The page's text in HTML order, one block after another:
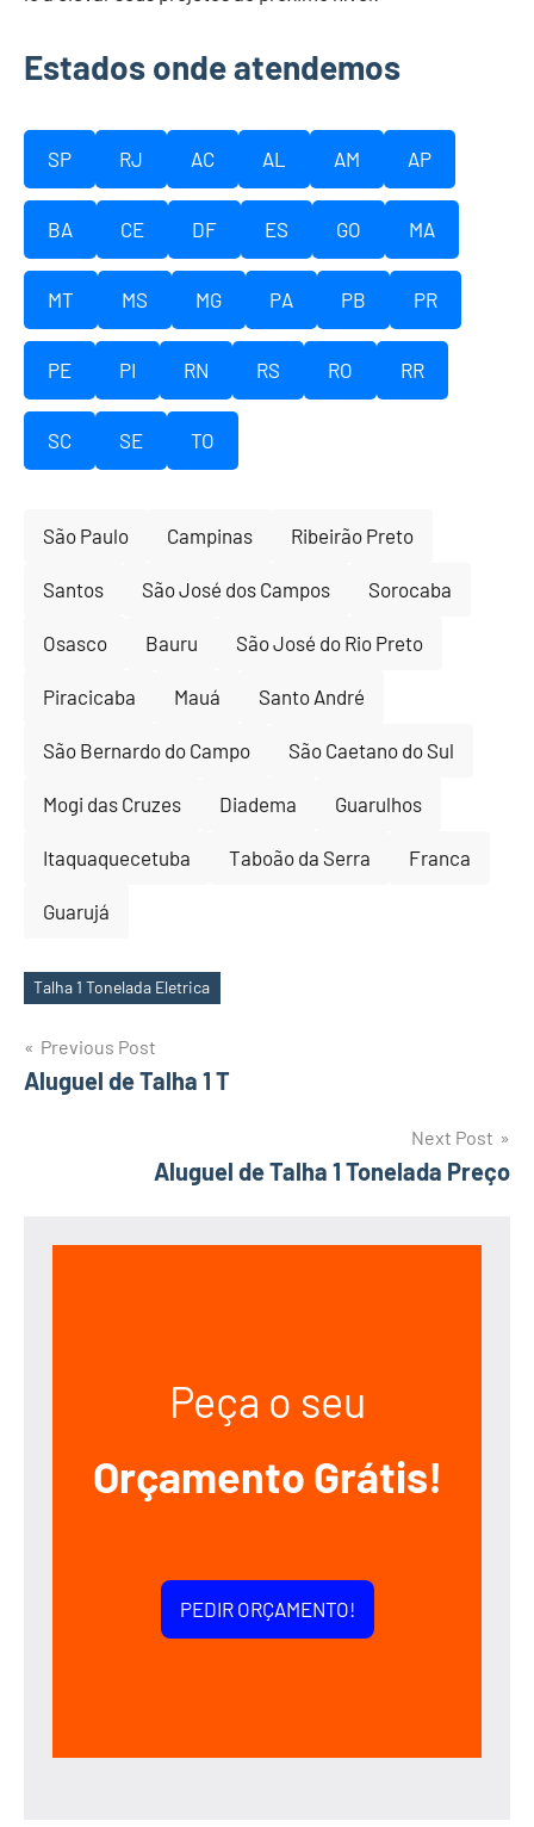
Estados onde atendemos
SP RJ AC AL AM AP
BA CE DF ES GO MA
MT MS MG PA PB PR
PE PI RN RS RO RR
SC SE TO
São Paulo Campinas Ribeirão Preto
Santos São José dos Campos Sorocaba
Osasco Bauru São José do Rio Preto
Piracicaba Mauá Santo André
São Bernardo do Campo São Caetano do Sul
Mogi das Cruzes Diadema Guarulhos
Itaquaquecetuba Taboão da Serra Franca
Guarujá
Tags
Talha 1 Tonelada Eletrica
Post
navigation
Previous Post
Aluguel de Talha 1 T
Next Post
Aluguel de Talha 1 Tonelada Preço
Peça o seu
Orçamento Grátis!
PEDIR ORÇAMENTO!